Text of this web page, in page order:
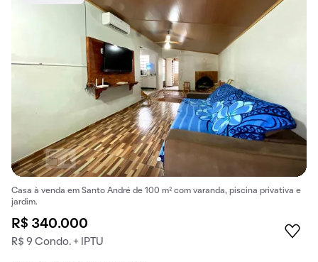
Casa à venda em Santo André de 100 m² com varanda, piscina privativa e
jardim.
R$ 340.000
R$ 9 Condo. + IPTU